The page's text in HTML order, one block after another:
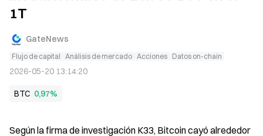
1T
GateNews
Flujo de capital Análisis de mercado Acciones Datos on-chain
2026-05-20 13:14:20
BTC 0,97%
Según la firma de investigación K33, Bitcoin cayó alrededor